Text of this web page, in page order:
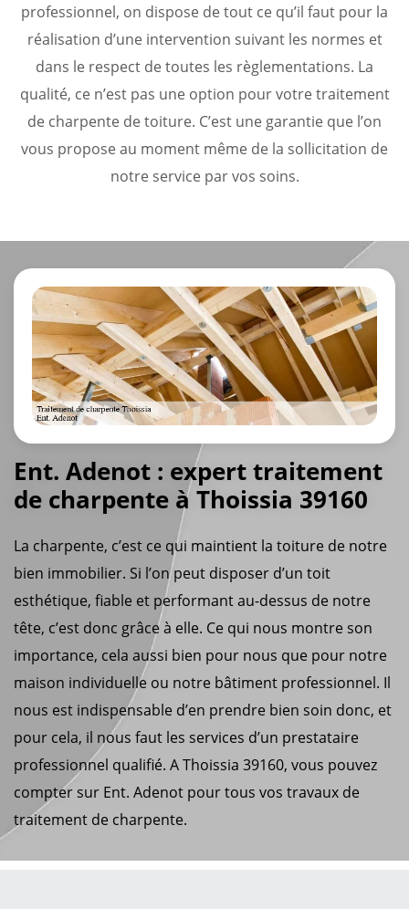
professionnel, on dispose de tout ce qu’il faut pour la
réalisation d’une intervention suivant les normes et
dans le respect de toutes les règlementations. La
qualité, ce n’est pas une option pour votre traitement
de charpente de toiture. C’est une garantie que l’on
vous propose au moment même de la sollicitation de
notre service par vos soins.
Ent. Adenot : expert traitement
de charpente à Thoissia 39160
La charpente, c’est ce qui maintient la toiture de notre
bien immobilier. Si l’on peut disposer d’un toit
esthétique, fiable et performant au-dessus de notre
tête, c’est donc grâce à elle. Ce qui nous montre son
importance, cela aussi bien pour nous que pour notre
maison individuelle ou notre bâtiment professionnel. Il
nous est indispensable d’en prendre bien soin donc, et
pour cela, il nous faut les services d’un prestataire
professionnel qualifié. A Thoissia 39160, vous pouvez
compter sur Ent. Adenot pour tous vos travaux de
traitement de charpente.